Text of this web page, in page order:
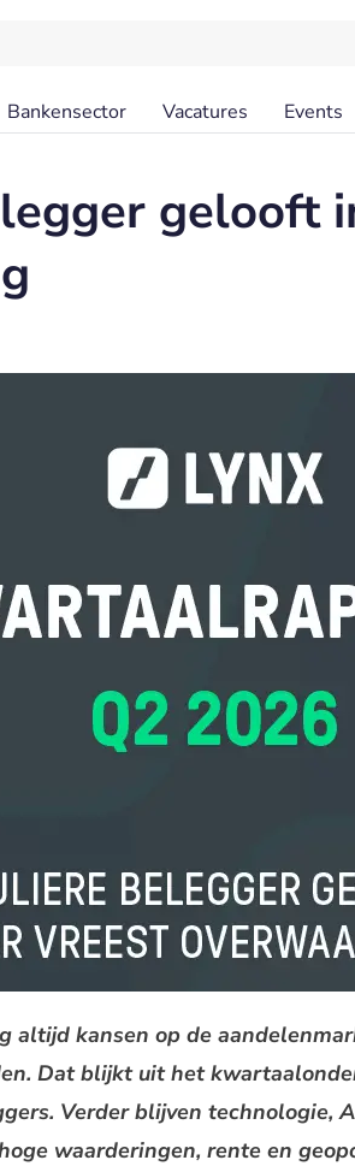
Bankensector Vacatures Events
gelooft
altijd kansen op de
Dat blijkt uit het
Verder blijven technologie,
waarderingen, rente en